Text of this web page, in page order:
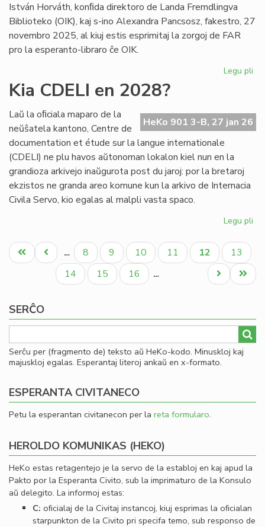
István Horváth, konﬁda direktoro de Landa Fremdlingva
Biblioteko (OIK), kaj s-ino Alexandra Pancsosz, fakestro, 27
novembro 2025, al kiuj estis esprimitaj la zorgoj de FAR
pro la esperanto-libraro ĉe OIK.
Legu pli
Kia CDELI en 2028?
HeKo 901 3-B, 27 jan 26
Laŭ la oﬁciala maparo de la
neŭŝatela kantono, Centre de
documentation et étude sur la langue internationale
(CDELI) ne plu havos aŭtonoman lokalon kiel nun en la
grandioza arkivejo inaŭgurota post du jaroj: por la bretaroj
ekzistos ne granda areo komune kun la arkivo de Internacia
Civila Servo, kio egalas al malpli vasta spaco.
Legu pli
Pagination
Unua
paĝo
Antaŭa
paĝo
… Paĝo
8 Paĝo
9 Paĝo
10 Paĝo
11
Aktuala
paĝo
12 Paĝo
13
Paĝo
14 Paĝo
15 Paĝo
16 …
Last
page
Next
page
SERĈO
Serĉu per (fragmento de) teksto aŭ HeKo-kodo. Minuskloj kaj
majuskloj egalas. Esperantaj literoj ankaŭ en x-formato.
ESPERANTA CIVITANECO
Petu la esperantan civitanecon per la reta formularo.
HEROLDO KOMUNIKAS (HEKO)
HeKo estas retagentejo je la servo de la establoj en kaj apud la
Pakto por la Esperanta Civito, sub la imprimaturo de la Konsulo
aŭ delegito. La informoj estas:
C: oﬁcialaj de la Civitaj instancoj, kiuj esprimas la oﬁcialan
starpunkton de la Civito pri specifa temo, sub responso de